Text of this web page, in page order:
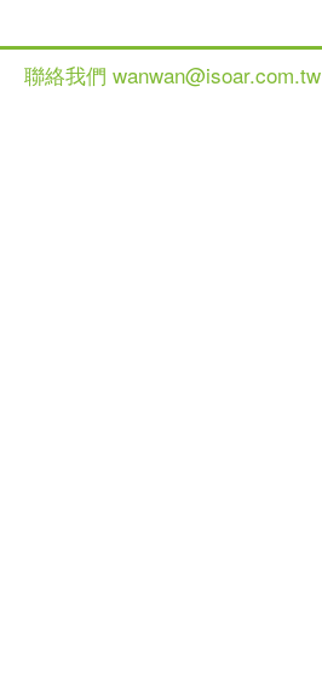
聯絡我們 wanwan@isoar.com.tw